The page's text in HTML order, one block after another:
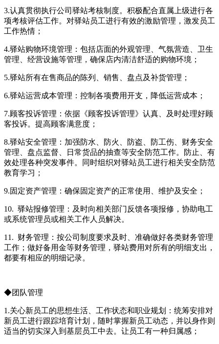
3.认真贯彻执行公司驿站考核制度。积极配合直属上级进行各
项考核评估工作。对驿站员工进行有效的激励管理，激发员工
工作热情；
4.驿站购物环境管理：包括店面的外观管理、气氛营造、卫生
管理、经营设施等管理，确保店内清洁舒适的购物环境；
5.驿站所有在售商品的陈列、销售、盘点及补货管理；
6.驿站运营成本管理：控制各项费用开支，降低运营成本；
7.顾客投诉管理：依据《顾客投诉管理》认真、及时处理好顾
客投诉。提高顾客满意度；
8.驿站安全管理：加强防水、防火、防盗、防工伤、财务安全
管理、盘点监督、日常货品的抽查等安全防范工作。防止、有
效处理各种突发事件。同时组织对驿站员工进行相关安全防范
教育学习；
9.固定资产管理：确保固定资产的正常使用、维护及安全；
10. 驿站报修管理：及时向相关部门反馈各项报修，协助电工
或系统管理员或相关工作人员解决。
11. 财务管理：按公司制度要求及时、准确做好各类财务管理
工作；做好备用金等财务管理，驿站费用对所有的明细支出，
都要有相应的明细记录。
◆团队管理
1.关心新员工的思想生活、工作状态和职业规划：统筹安排对
新员工进行跟踪培育计划，随时掌握新员工动态，并以身作则
适当的切实深入到基层员工中去。让员工有一种归属感；